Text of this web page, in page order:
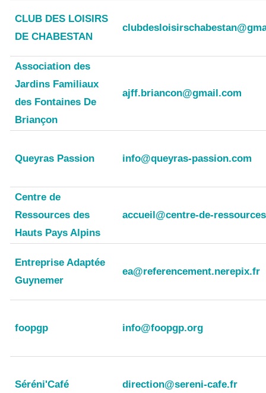
CLUB DES LOISIRS
DE CHABESTAN
Association des
Jardins Familiaux
des Fontaines De
Briançon
ajff.briancon@gmail.com
Queyras Passion info@queyras-passion.com
Centre de
Ressources des
Hauts Pays Alpins
accueil@centre-de-
Entreprise Adaptée
Guynemer
ea@referencement.nerepix.fr
foopgp info@foopgp.org
Séréni'Café direction@sereni-cafe.fr